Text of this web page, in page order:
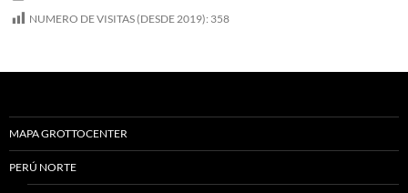
NUMERO DE VISITAS (DESDE 2019): 358
MAPA GROTTOCENTER
PERÚ NORTE